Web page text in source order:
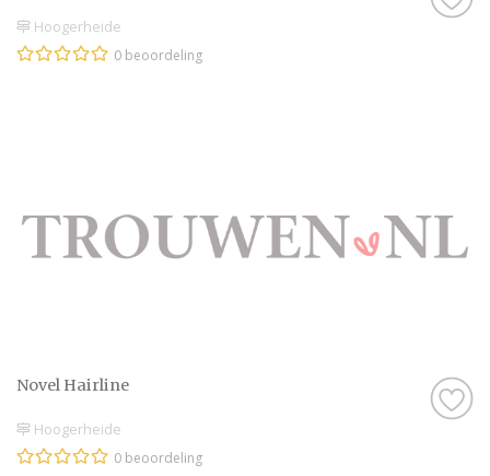
Hoogerheide
0 beoordeling
Novel Hairline
Hoogerheide
0 beoordeling